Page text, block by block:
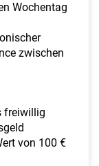
Wochentag
zwischen
freiwillig
von 100 €